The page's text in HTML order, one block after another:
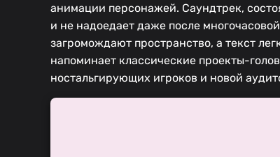
анимации персонажей. Саундтрек,
и не надоедает даже после
загромождают пространство, а текст
напоминает классические проекты-
ностальгирующих игроков и новой